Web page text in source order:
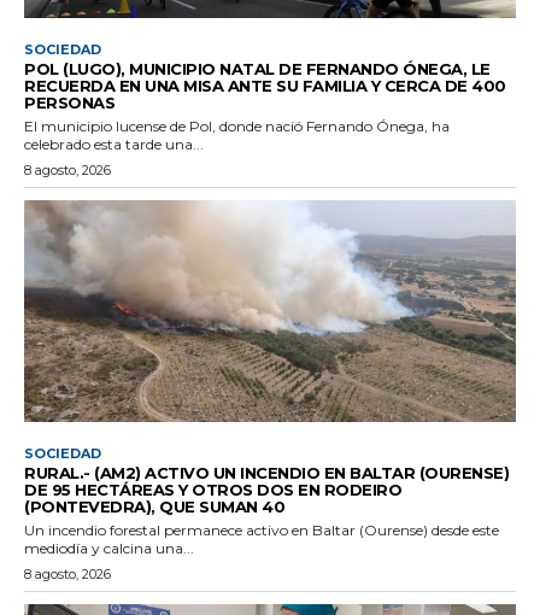
SOCIEDAD
POL (LUGO), MUNICIPIO NATAL DE FERNANDO ÓNEGA, LE
RECUERDA EN UNA MISA ANTE SU FAMILIA Y CERCA DE 400
PERSONAS
El municipio lucense de Pol, donde nació Fernando Ónega, ha
celebrado esta tarde una...
8 agosto, 2026
SOCIEDAD
RURAL.- (AM2) ACTIVO UN INCENDIO EN BALTAR (OURENSE)
DE 95 HECTÁREAS Y OTROS DOS EN RODEIRO
(PONTEVEDRA), QUE SUMAN 40
Un incendio forestal permanece activo en Baltar (Ourense) desde este
mediodía y calcina una...
8 agosto, 2026